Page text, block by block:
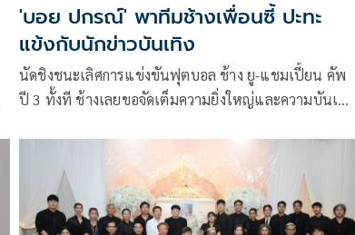
'บอย ปกรณ์' พาทีมช้างเพื่อนซี้ ปะทะ
แข้งกับนักข่าวบันเทิง
นัดชิงชนะเลิศการแข่งขันฟุตบอล ช้าง ยู-แชมเปี้ยน คัพ
ปี 3 ทั้งที ช้างเลยขอจัดเต็มความยิ่งใหญ่และความบันเทิง
มหาวิทยาลัยระดับประเทศ ที่มีรางวัล Dream Prize สุด
เอ็กซ์คลูซีฟพาไปเปิดประสบการณ์ฟุตบอลระดับโลก จัด
แมตช์ดวลลูกโทษในฝัน